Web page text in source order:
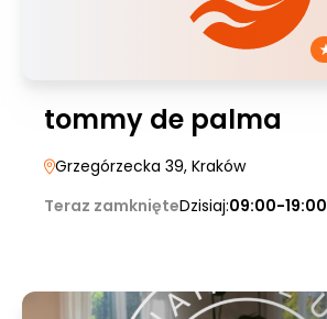
tommy de palma
Grzegórzecka 39, Kraków
Teraz zamknięteDzisiaj:09:00-19:00